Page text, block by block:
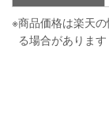
※商品価格は楽天
る場合があります